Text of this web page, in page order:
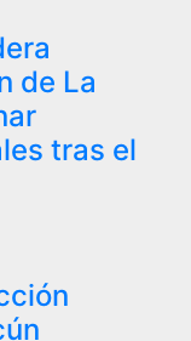
de La
tras el